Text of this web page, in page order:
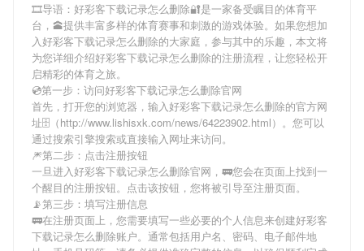
🎞导语： 好彩客下载记录怎么删除🔐是一家备受瞩目的体育平
台，🕋提供丰富多样的体育赛事和刺激的游戏体验。如果您想加
入好彩客下载记录怎么删除的大家庭，参与其中的乐趣，本文将
为您详细介绍好彩客下载记录怎么删除的注册流程，让您轻松开
启精彩的体育之旅。
💿第一步：访问好彩客下载记录怎么删除官网
首先，打开您的浏览器，输入好彩客下载记录怎么删除的官方网
址🗄（http://www.lishisxk.com/news/64223902.html）。您可以
通过搜索引擎搜索或直接输入网址来访问。
🎆第二步：点击注册按钮
一旦进入好彩客下载记录怎么删除官网，🚃您会在页面上找到一
个醒目的注册按钮。点击该按钮，您将被引导至注册页面。
📡第三步：填写注册信息
🚃在注册页面上，您需要填写一些必要的个人信息来创建好彩客
下载记录怎么删除账户。通常包括用户名、密码、电子邮件地